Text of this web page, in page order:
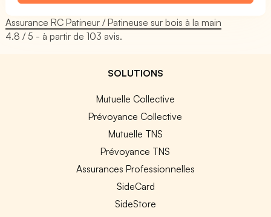
Assurance RC Patineur / Patineuse sur bois à la main
4.8 / 5 - à partir de103 avis.
SOLUTIONS
Mutuelle Collective
Prévoyance Collective
Mutuelle TNS
Prévoyance TNS
Assurances Professionnelles
SideCard
SideStore